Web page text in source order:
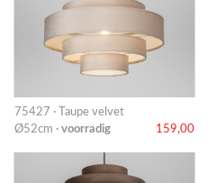
75427 · Taupe velvet
Ø52cm · voorradig 159,00